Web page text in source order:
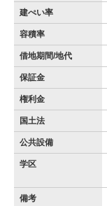
建ぺい率
容積率
借地期間/地代
保証金
権利金
国土法
公共設備
学区
備考